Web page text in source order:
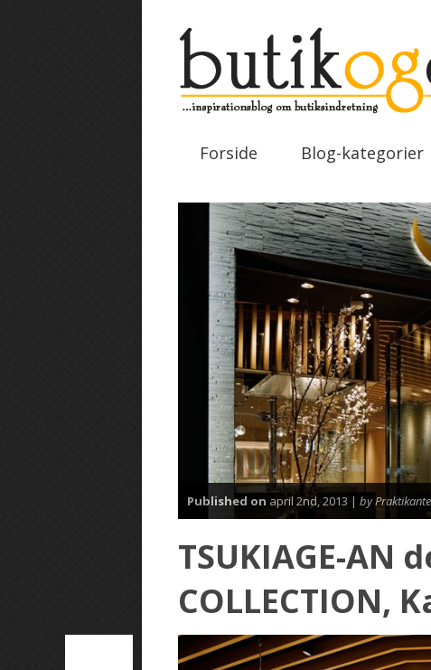
Forside Blog-kategorier
Published on april 2nd, 2013 | by
TSUKIAGE-AN
COLLECTION,